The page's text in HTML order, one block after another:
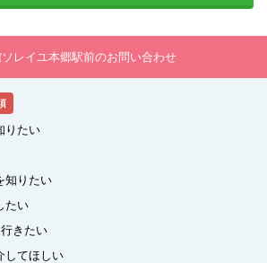
ソレイユ本郷駅前のお問い合わせ
りたい
知りたい
たい
きたい
してほしい